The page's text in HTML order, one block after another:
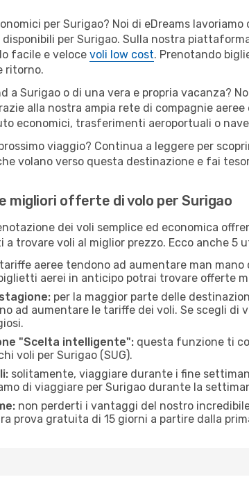
per Surigao? Noi di eDreams
per Surigao. Sulla nostra
facile e veloce voli low cost. Prenotando
ritorno.
a Surigao o di una vera e propria vacanza?
alla nostra ampia rete di compagnie
economici, trasferimenti aeroportuali o
viaggio? Continua a leggere per
volano verso questa destinazione e fai
migliori offerte di volo per Surigao
dei voli semplice ed economica
a trovare voli al miglior prezzo. Ecco anche 5
aeree tendono ad aumentare man
aerei in anticipo potrai trovare offerte
per la maggior parte delle
ad aumentare le tariffe dei voli. Se scegli
"Scelta intelligente": questa funzione ti
voli per Surigao (SUG).
solitamente, viaggiare durante i fine
di viaggiare per Surigao durante la
non perderti i vantaggi del nostro
prova gratuita di 15 giorni a partire dalla